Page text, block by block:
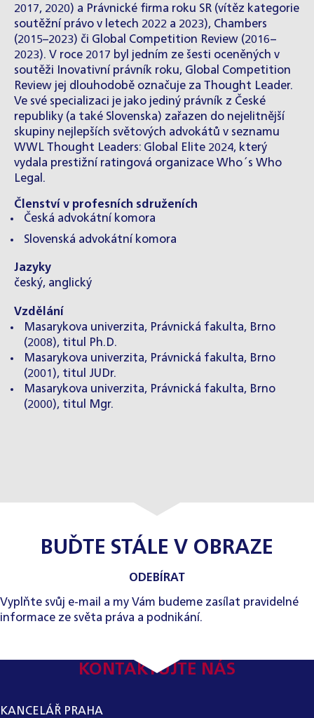
2017, 2020) a Právnické firma roku SR (vítěz kategorie
soutěžní právo v letech 2022 a 2023), Chambers
(2015–2023) či Global Competition Review (2016–
2023). V roce 2017 byl jedním ze šesti oceněných v
soutěži Inovativní právník roku, Global Competition
Review jej dlouhodobě označuje za Thought Leader.
Ve své specializaci je jako jediný právník z České
republiky (a také Slovenska) zařazen do nejelitnější
skupiny nejlepších světových advokátů v seznamu
WWL Thought Leaders: Global Elite 2024, který
vydala prestižní ratingová organizace Who´s Who
Legal.
Členství v profesních sdruženích
Česká advokátní komora
Slovenská advokátní komora
Jazyky
český, anglický
Vzdělání
Masarykova univerzita, Právnická fakulta, Brno
(2008), titul Ph.D.
Masarykova univerzita, Právnická fakulta, Brno
(2001), titul JUDr.
Masarykova univerzita, Právnická fakulta, Brno
(2000), titul Mgr.
BUĎTE STÁLE V OBRAZE
ODEBÍRAT
Vyplňte svůj e-mail a my Vám budeme zasílat pravidelné
informace ze světa práva a podnikání.
KONTAKTUJTE NÁS
KANCELÁŘ PRAHA